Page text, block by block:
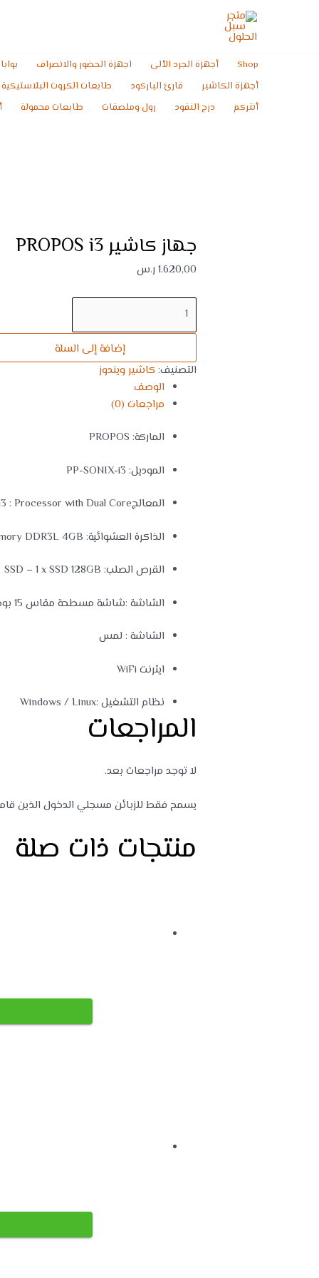
Shop أجهزة الجرد الألى اجهزة الحضور والانصراف
أجهزة الكاشير
قارئ الباركود
طابعات الكروت البلاستيكية
أنتركم
درج النقود رول وملصقات طابعات محمولة
جهاز كاشير PROPOS i3
1.620,00 ر.س
PROPOS
إضافة إلى السلة
التصنيف: كاشير ويندوز
الوصف
مراجعات (0)
الماركة: PROPOS
الموديل: PP-SONIX-i3
المعالجIntel core 4th generation i3 : Processor with Dual Core
الذاكرة العشوائية: System Memory DDR3L 4GB
القرص الصلب: SSD – 1 x SSD 128GB
الشاشة :شاشة مسطحة مقاس 15 بوصة . Resolution – 1024 x 768
الشاشة : لمس
ايثرنت WiFi
نظام التشغيل :Windows / Linux
المراجعات
لا توجد مراجعات بعد.
يسمح فقط للزبائن مسجلي الدخول الذين
منتجات ذات صلة